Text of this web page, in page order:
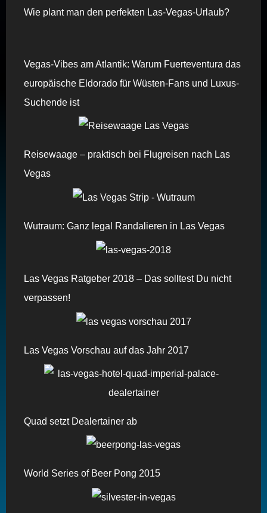
Wie plant man den perfekten Las-Vegas-Urlaub?
Vegas-Vibes am Atlantik: Warum Fuerteventura das
europäische Eldorado für Wüsten-Fans und Luxus-
Suchende ist
Reisewaage – praktisch bei Flugreisen nach Las
Vegas
Wutraum: Ganz legal Randalieren in Las Vegas
Las Vegas Ratgeber 2018 – Das solltest Du nicht
verpassen!
Las Vegas Vorschau auf das Jahr 2017
Quad setzt Dealertainer ab
World Series of Beer Pong 2015